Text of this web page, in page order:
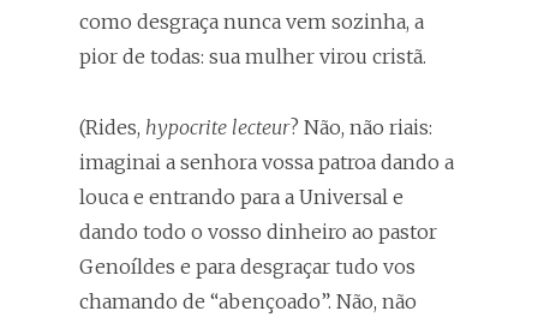
como desgraça nunca vem sozinha, a
pior de todas: sua mulher virou cristã.
(Rides, hypocrite lecteur? Não, não riais:
imaginai a senhora vossa patroa dando a
louca e entrando para a Universal e
dando todo o vosso dinheiro ao pastor
Genoíldes e para desgraçar tudo vos
chamando de “abençoado”. Não, não